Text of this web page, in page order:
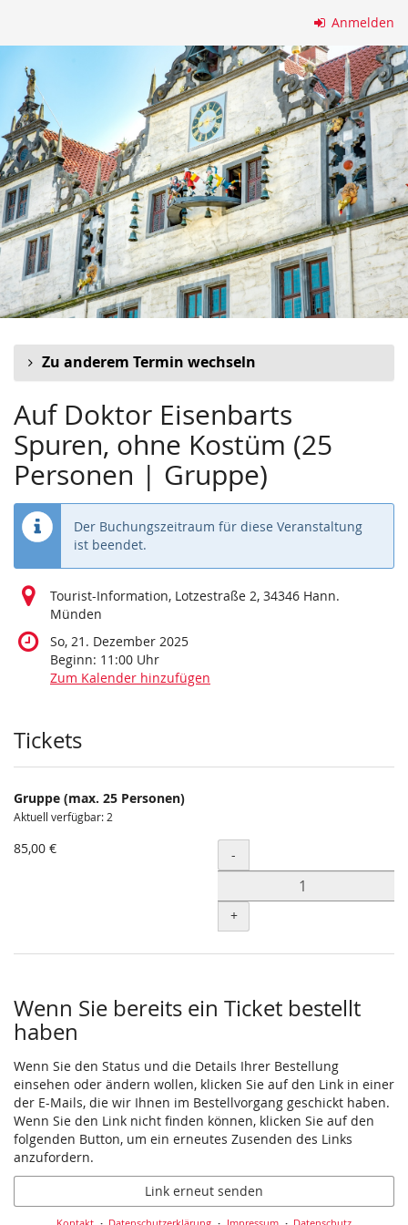
springen
Anmelden
Zu anderem Termin wechseln
Auf Doktor Eisenbarts
Spuren, ohne Kostüm (25
Personen | Gruppe)
Der Buchungszeitraum für diese Veranstaltung
ist beendet.
Tourist-Information, Lotzestraße 2, 34346 Hann.
Münden
So, 21. Dezember 2025
Beginn: 11:00 Uhr
Zum Kalender hinzufügen
Produkte
Tickets
Gruppe (max. 25 Personen)
Aktuell verfügbar: 2
85,00 € Menge
-
+
Wenn Sie bereits ein Ticket bestellt
haben
Wenn Sie den Status und die Details Ihrer Bestellung
einsehen oder ändern wollen, klicken Sie auf den Link in einer
der E-Mails, die wir Ihnen im Bestellvorgang geschickt haben.
Wenn Sie den Link nicht finden können, klicken Sie auf den
folgenden Button, um ein erneutes Zusenden des Links
anzufordern.
Link erneut senden